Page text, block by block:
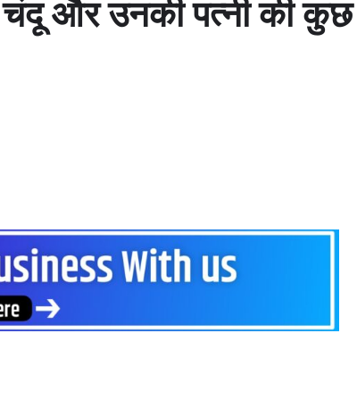
चंदू और उनकी पत्नी की कुछ